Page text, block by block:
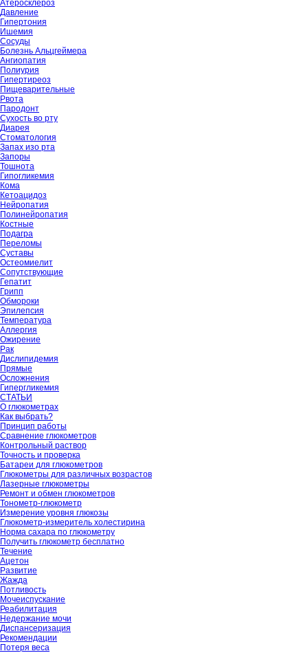
Атеросклероз
Давление
Гипертония
Ишемия
Сосуды
Болезнь Альцгеймера
Ангиопатия
Полиурия
Гипертиреоз
Пищеварительные
Рвота
Пародонт
Сухость во рту
Диарея
Стоматология
Запах изо рта
Запоры
Тошнота
Гипогликемия
Кома
Кетоацидоз
Нейропатия
Полинейропатия
Костные
Подагра
Переломы
Суставы
Остеомиелит
Сопутствующие
Гепатит
Грипп
Обмороки
Эпилепсия
Температура
Аллергия
Ожирение
Рак
Дислипидемия
Прямые
Осложнения
Гипергликемия
СТАТЬИ
О глюкометрах
Как выбрать?
Принцип работы
Сравнение глюкометров
Контрольный раствор
Точность и проверка
Батареи для глюкометров
Глюкометры для различных возрастов
Лазерные глюкометры
Ремонт и обмен глюкометров
Тонометр-глюкометр
Измерение уровня глюкозы
Глюкометр-измеритель холестирина
Норма сахара по глюкометру
Получить глюкометр бесплатно
Течение
Ацетон
Развитие
Жажда
Потливость
Мочеиспускание
Реабилитация
Недержание мочи
Диспансеризация
Рекомендации
Потеря веса